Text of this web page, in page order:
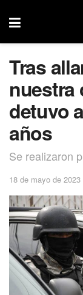
Tras
nuestra
detuvo
años
Se realizaron
18 de mayo de 2023